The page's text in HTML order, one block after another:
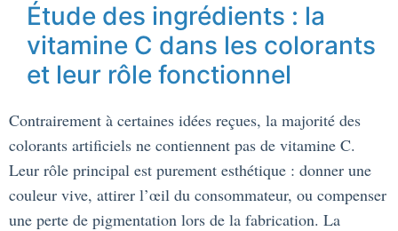
Étude des ingrédients : la
vitamine C dans les colorants
et leur rôle fonctionnel
Contrairement à certaines idées reçues, la majorité des
colorants artificiels ne contiennent pas de vitamine C.
Leur rôle principal est purement esthétique : donner une
couleur vive, attirer l’œil du consommateur, ou compenser
une perte de pigmentation lors de la fabrication. La